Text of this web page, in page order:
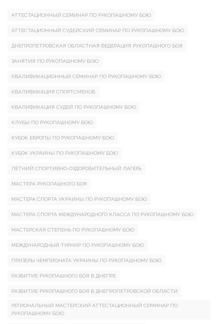
АТТЕСТАЦИОННЫЙ СЕМИНАР ПО РУКОПАШНОМУ БОЮ
АТТЕСТАЦИОННЫЙ СУДЕЙСКИЙ СЕМИНАР ПО РУКОПАШНОМУ БОЮ
ДНЕПРОПЕТРОВСКАЯ ОБЛАСТНАЯ ФЕДЕРАЦИЯ РУКОПАШНОГО БОЯ
ЗАНЯТИЯ ПО РУКОПАШНОМУ БОЮ
КВАЛИФИКАЦИОННЫЙ СЕМИНАР ПО РУКОПАШНОМУ БОЮ
КВАЛИФИКАЦИЯ СПОРТСМЕНОВ
КВАЛИФИКАЦИЯ СУДЕЙ ПО РУКОПАШНОМУ БОЮ
КЛУБЫ ПО РУКОПАШНОМУ БОЮ
КУБОК ЕВРОПЫ ПО РУКОПАШНОМУ БОЮ
КУБОК УКРАИНЫ ПО РУКОПАШНОМУ БОЮ
ЛЕТНИЙ СПОРТИВНО-ОЗДОРОВИТЕЛЬНЫЙ ЛАГЕРЬ
МАСТЕРА РУКОПАШНОГО БОЯ
МАСТЕРА СПОРТА УКРАИНЫ ПО РУКОПАШНОМУ БОЮ
МАСТЕРА СПОРТА МЕЖДУНАРОДНОГО КЛАССА ПО РУКОПАШНОМУ БОЮ
МАСТЕРСКАЯ СТЕПЕНЬ ПО РУКОПАШНОМУ БОЮ
МЕЖДУНАРОДНЫЙ ТУРНИР ПО РУКОПАШНОМУ БОЮ
ПРИЗЕРЫ ЧЕМПИОНАТА УКРАИНЫ ПО РУКОПАШНОМУ БОЮ
РАЗВИТИЕ РУКОПАШНОГО БОЯ В ДНЕПРЕ
РАЗВИТИЕ РУКОПАШНОГО БОЯ В ДНЕПРОПЕТРОВСКОЙ ОБЛАСТИ
РЕГИОНАЛЬНЫЙ МАСТЕРСКИЙ АТТЕСТАЦИОННЫЙ СЕМИНАР ПО
РУКОПАШНОМУ БОЮ